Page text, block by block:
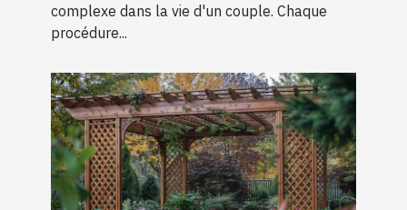
complexe dans la vie d'un couple. Chaque
procédure...